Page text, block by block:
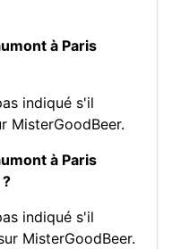
à Paris
indiqué s'il
MisterGoodBeer.
à Paris
indiqué s'il
MisterGoodBeer.